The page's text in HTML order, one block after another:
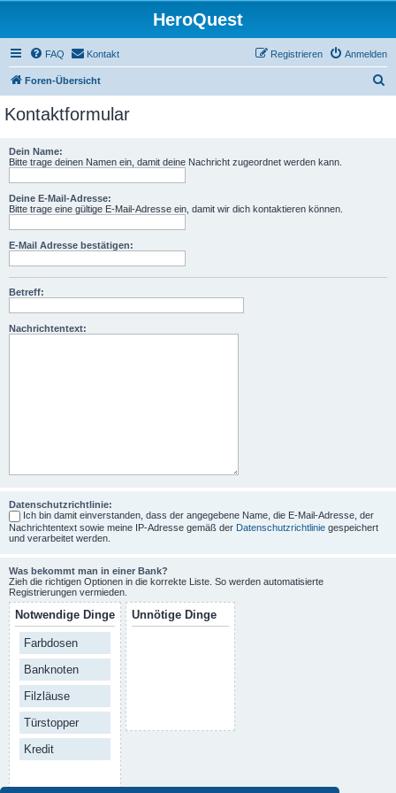
HeroQuest
FAQ Kontakt Anmelden
Registrieren
Foren-Übersicht
Kontaktformular
Dein Name:
Bitte trage deinen Namen ein, damit deine Nachricht zugeordnet werden kann.
Deine E-Mail-Adresse:
Bitte trage eine gültige E-Mail-Adresse ein, damit wir dich kontaktieren können.
E-Mail Adresse bestätigen:
Betreff:
Nachrichtentext:
Datenschutzrichtlinie:
Ich bin damit einverstanden, dass der angegebene Name, die E-Mail-Adresse, der
Nachrichtentext sowie meine IP-Adresse gemäß der Datenschutzrichtlinie gespeichert
und verarbeitet werden.
Was bekommt man in einer Bank?
Zieh die richtigen Optionen in die korrekte Liste. So werden automatisierte
Registrierungen vermieden.
Notwendige Dinge
Farbdosen
Banknoten
Filzläuse
Türstopper
Kredit
Unnötige Dinge